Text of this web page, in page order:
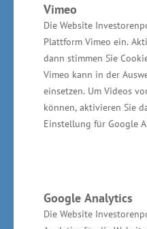
Vimeo
Die Website
Plattform Vimeo ein.
dann stimmen Sie
Vimeo kann in der
einsetzen. Um Videos
können, aktivieren Sie
Einstellung für Google
Google Analytics
Die Website
Menschen in der
beschäftigt. Mit
Bruttowertschöpfung
rund 15 Prozent (=
die Branche zudem
Erwerbstätige (20,6
Branche. „Innerhalb
Mecklenburg-